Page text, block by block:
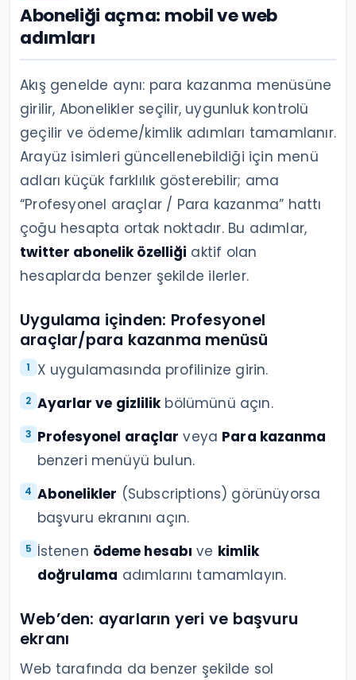
Aboneliği açma: mobil ve web
adımları
Akış genelde aynı: para kazanma menüsüne
girilir, Abonelikler seçilir, uygunluk kontrolü
geçilir ve ödeme/kimlik adımları tamamlanır.
Arayüz isimleri güncellenebildiği için menü
adları küçük farklılık gösterebilir; ama
“Profesyonel araçlar / Para kazanma” hattı
çoğu hesapta ortak noktadır. Bu adımlar,
twitter abonelik özelliği aktif olan
hesaplarda benzer şekilde ilerler.
Uygulama içinden: Profesyonel
araçlar/para kazanma menüsü
X uygulamasında profilinize girin.
Ayarlar ve gizlilikbölümünü açın.
Profesyonel araçlar veya Para kazanma
benzeri menüyü bulun.
Abonelikler (Subscriptions) görünüyorsa
başvuru ekranını açın.
İstenen ödeme hesabı ve kimlik
doğrulama adımlarını tamamlayın.
Web’den: ayarların yeri ve başvuru
ekranı
Web tarafında da benzer şekilde sol